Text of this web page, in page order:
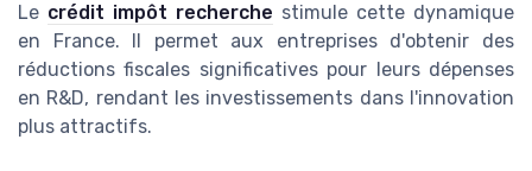
Le crédit impôt recherche stimule cette dynamique
en France. Il permet aux entreprises d'obtenir des
réductions fiscales significatives pour leurs dépenses
en R&D, rendant les investissements dans l'innovation
plus attractifs.